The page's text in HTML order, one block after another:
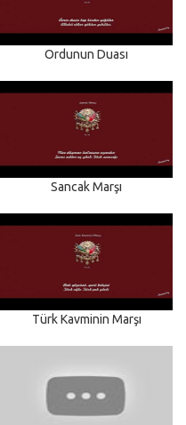
Ordunun Duası
Sancak Marşı
Türk Kavminin Marşı